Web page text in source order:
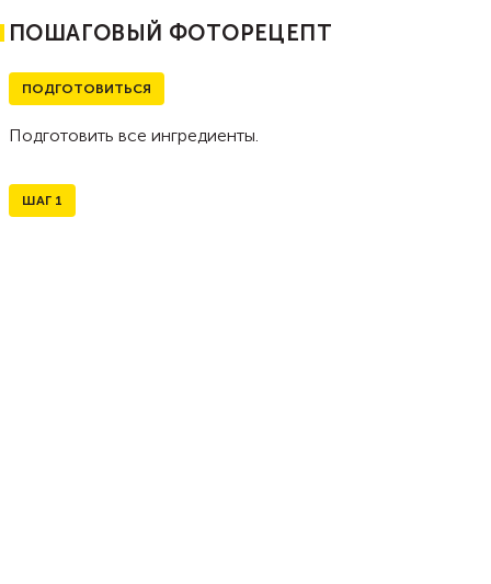
ПОШАГОВЫЙ ФОТОРЕЦЕПТ
ПОДГОТОВИТЬСЯ
Подготовить все ингредиенты.
ШАГ 1